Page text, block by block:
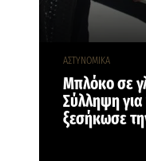
ΑΣΤΥΝΟΜΙΚΑ
Μπλόκο σε
Σύλληψη
ξεσήκωσε